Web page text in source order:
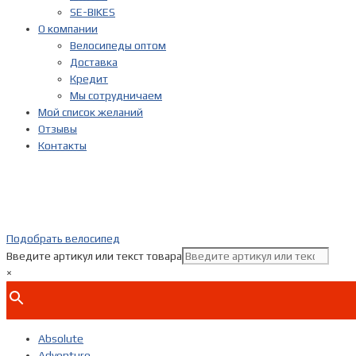
SE-BIKES
О компании
Велосипеды оптом
Доставка
Кредит
Мы сотрудничаем
Мой список желаний
Отзывы
Контакты
Подобрать велосипед
Введите артикул или текст товара
×
Absolute